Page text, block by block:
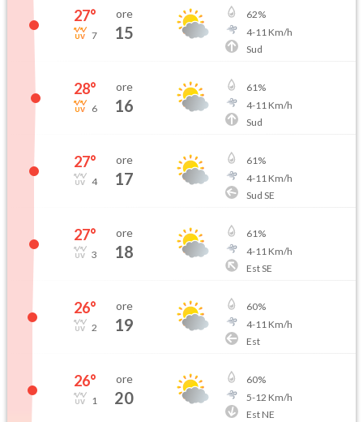
27°
7
ore
15
62%
4-11 Km/h
Sud
28°
6
ore
16
61%
4-11 Km/h
Sud
27°
4
ore
17
61%
4-11 Km/h
Sud SE
27°
3
ore
18
61%
4-11 Km/h
Est SE
26°
2
ore
19
60%
4-11 Km/h
Est
26°
1
ore
20
60%
5-12 Km/h
Est NE